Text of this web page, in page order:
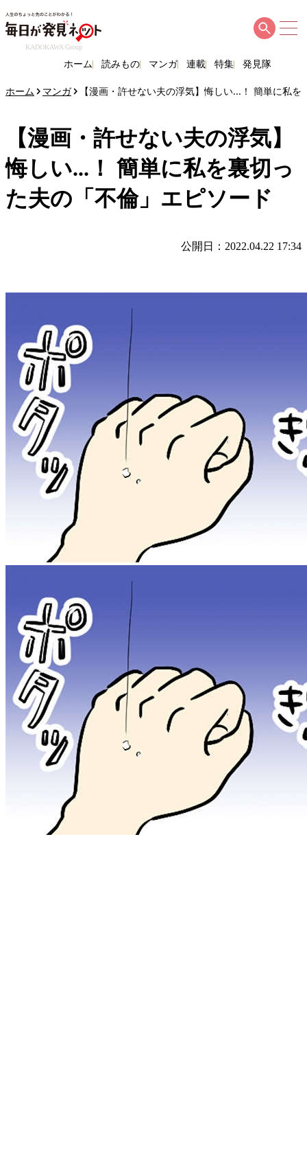
KADOKAWA Group
ホーム 読みもの マンガ 連載 特集 発見隊
ホーム マンガ 【漫画・許せない夫の浮気】悔しい...！ 簡単に私
【漫画・許せない夫の浮気】
悔しい...！ 簡単に私を裏切っ
た夫の「不倫」エピソード
公開日：2022.04.22 17:34